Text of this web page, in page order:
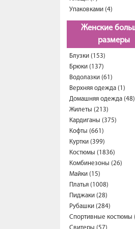
Упаковками (4)
Женские
размеры
Блузки (153)
Брюки (137)
Водолазки (61)
Верхняя одежда (1)
Домашняя одежда (48)
Жилеты (213)
Кардиганы (375)
Кофты (661)
Куртки (399)
Костюмы (1836)
Комбинезоны (26)
Майки (15)
Платья (1008)
Пиджаки (28)
Рубашки (284)
Спортивные костюмы